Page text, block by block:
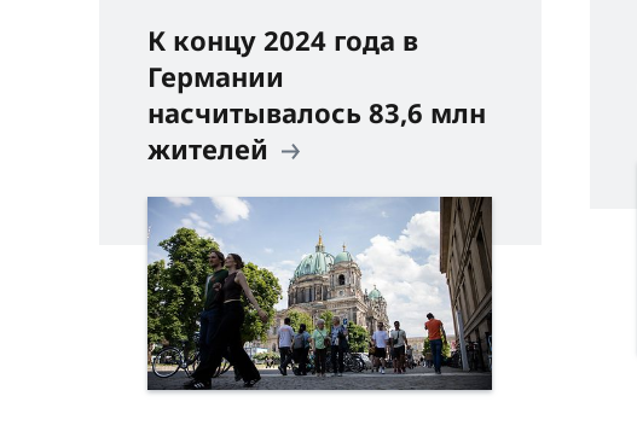
К концу 2024 года в
Германии
насчитывалось 83,6 млн
жителей